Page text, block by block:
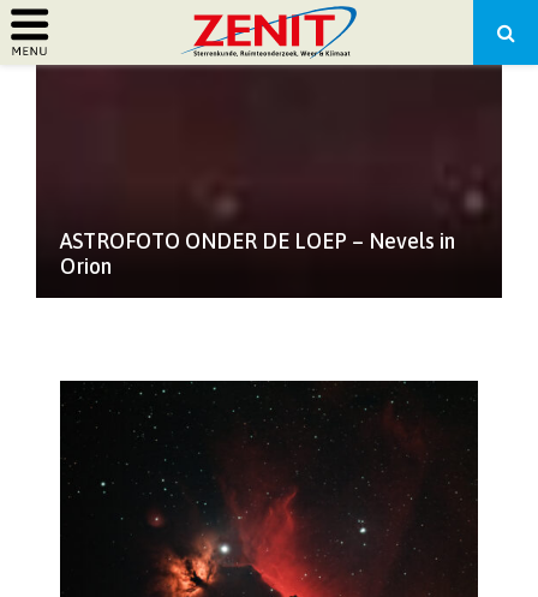
PRIMARY
ASTROFOTO ONDER DE LOEP – Nevels in
Orion